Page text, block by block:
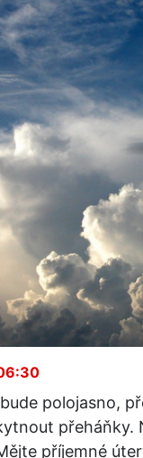
polojasno,
příjemné